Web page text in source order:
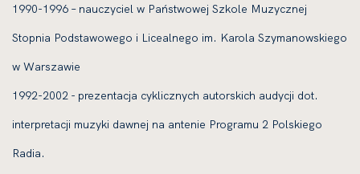
1990-1996 – nauczyciel w Państwowej Szkole Muzycznej
Stopnia Podstawowego i Licealnego im. Karola Szymanowskiego
w Warszawie
1992-2002 - prezentacja cyklicznych autorskich audycji dot.
interpretacji muzyki dawnej na antenie Programu 2 Polskiego
Radia.